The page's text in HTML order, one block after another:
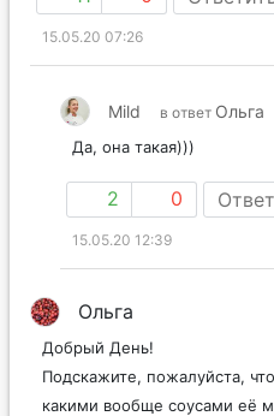
15.05.20 07:26
Mild в ответ Ольга
Да, она такая)))
2 0
15.05.20 12:39
Ольга
Добрый День!
Подскажите, пожалуйста,
какими вообще соусами её